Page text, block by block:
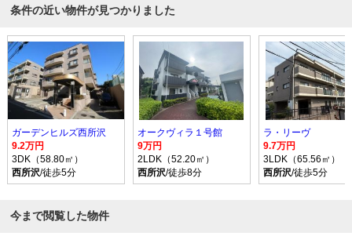
条件の近い物件が見つかりました
ガーデンヒルズ西所沢
9.2万円
3DK（58.80㎡）
西所沢/徒歩5分
オークヴィラ１号館
9万円
2LDK（52.20㎡）
西所沢/徒歩8分
ラ・リーヴ
9.7万円
3LDK（65.56㎡）
西所沢/徒歩5分
今まで閲覧した物件